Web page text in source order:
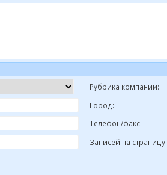
Рубрика компании:
Город:
Телефон/факс:
Записей на страницу: